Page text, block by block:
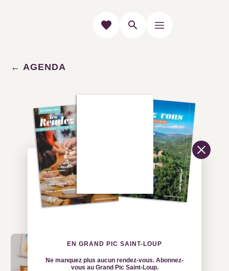
AGENDA
Cette semaine
Les rendez-
vous à ne pas
manquer.
EN GRAND PIC SAINT-LOUP
Ne manquez plus aucun rendez-vous. Abonnez-
vous au Grand Pic Saint-Loup.